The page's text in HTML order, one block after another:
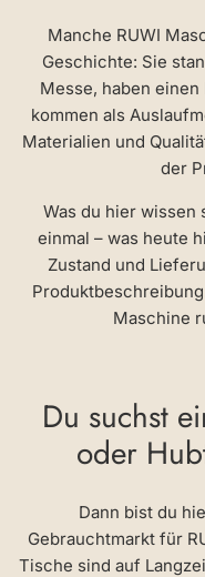
Manche RUWI
Geschichte: Sie
Messe, haben
kommen als
Materialien und
der
Was du hier wissen
einmal – was heute
Zustand und
Maschine
Du suchst
oder
Dann bist du
Gebrauchtmarkt für
Tische sind auf